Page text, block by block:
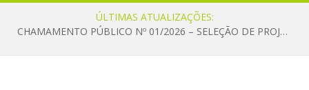
ÚLTIMAS ATUALIZAÇÕES:
CHAMAMENTO PÚBLICO Nº 01/2026 – SELEÇÃO DE PROJETOS PARA FIRMAR TERMO DE EXECUÇÃO CULTURAL COM RECURSOS DA POLÍTICA NACIONAL ALDIR BLANC DE FOMENTO À CULTURA – PNAB (LEI Nº 14.399/2022)